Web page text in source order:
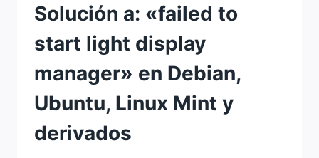
Solución a: «failed to
start light display
manager» en Debian,
Ubuntu, Linux Mint y
derivados